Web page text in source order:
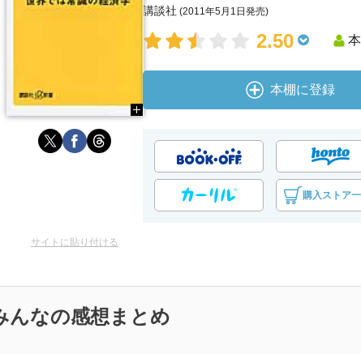
講談社 (2011年5月1日発売)
2.50
本棚に登録
購入ストア
サイトに貼り付ける
んなの感想まとめ